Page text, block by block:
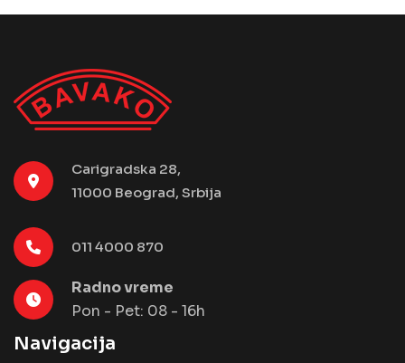
Carigradska 28,
11000 Beograd, Srbija
011 4000 870
Radno vreme
Pon - Pet: 08 - 16h
Navigacija